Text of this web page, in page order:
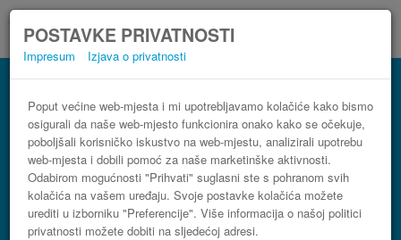
POSTAVKE PRIVATNOSTI
Impresum Izjava o privatnosti
Poput većine web-mjesta i mi upotrebljavamo kolačiće kako bismo
osigurali da naše web-mjesto funkcionira onako kako se očekuje,
poboljšali korisničko iskustvo na web-mjestu, analizirali upotrebu
web-mjesta i dobili pomoć za naše marketinške aktivnosti.
Odabirom mogućnosti "Prihvati" suglasni ste s pohranom svih
kolačića na vašem uređaju. Svoje postavke kolačića možete
urediti u izborniku "Preferencije". Više informacija o našoj politici
privatnosti možete dobiti na sljedećoj adresi.
Autobus Dortmund Wrocław
3 koraka do najpovoljnije autobusne karte